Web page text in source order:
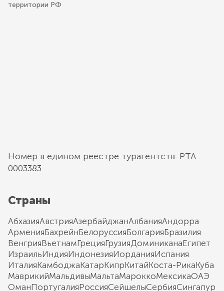
территории РФ
Номер в едином реестре турагентств: РТА
0003383
Страны
АбхазияАвстрияАзербайджанАлбанияАндорра
АрменияБахрейнБелоруссияБолгарияБразилия
ВенгрияВьетнамГрецияГрузияДоминиканаЕгипет
ИзраильИндияИндонезияИорданияИспания
ИталияКамбоджаКатарКипрКитайКоста-РикаКуба
МаврикийМальдивыМальтаМароккоМексикаОАЭ
ОманПортугалияРоссияСейшелыСербияСингапур